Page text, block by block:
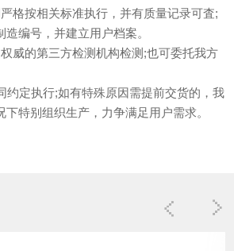
格按相关标准执行，并有质量记录可査;
编号，并建立用户档案。
威的第三方检测机构检测;也可委托我方
约定执行;如有特殊原因需提前交货的，我
特别组织生产，力争满足用户需求。